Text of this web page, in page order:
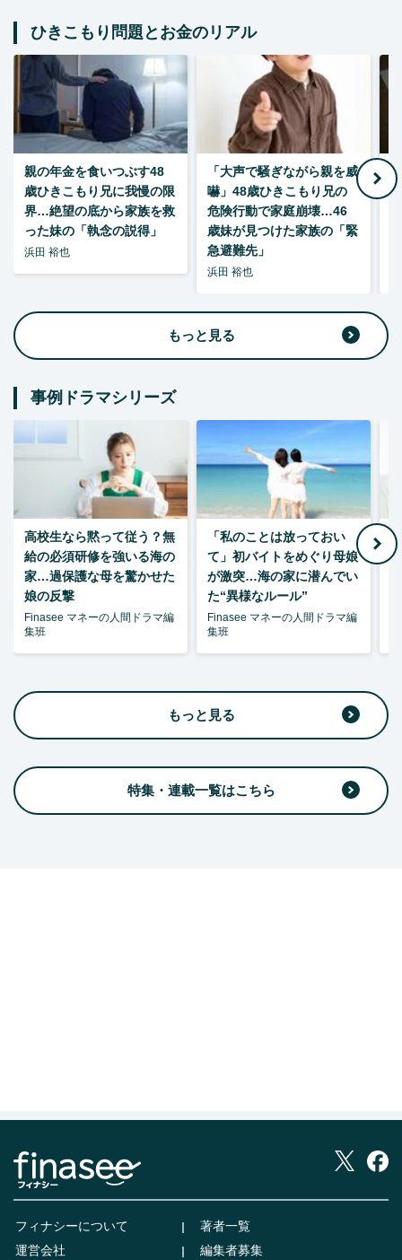
ひきこもり問題とお金のリアル
親の年金を食いつぶす48
歳ひきこもり兄に我慢の限
界…絶望の底から家族を救
った妹の「執念の説得」
浜田 裕也
「大声で騒ぎながら親を威
嚇」48歳ひきこもり兄の
危険行動で家庭崩壊…46
歳妹が見つけた家族の「緊
急避難先」
浜田 裕也
もっと見る
事例ドラマシリーズ
高校生なら黙って従う？無
給の必須研修を強いる海の
家…過保護な母を驚かせた
娘の反撃
Finasee マネーの人間ドラマ編
集班
「私のことは放っておい
て」初バイトをめぐり母娘
が激突…海の家に潜んでい
た“異様なルール”
Finasee マネーの人間ドラマ編
集班
もっと見る
特集・連載一覧はこちら
フィナシーについて
著者一覧
運営会社
編集者募集